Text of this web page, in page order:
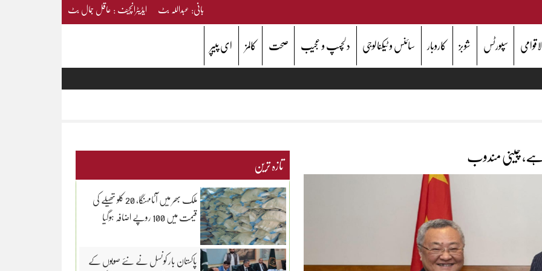
بانی: عبداللہ بٹ ایڈیٹرانچیف : عاقل جمال بٹ
سپورٹس شوبز کاروبار سائنس و ٹیکنالوجی دلچسپ و عجیب صحت کالمز ای پیپر
ہے، چینی مندوب تازہ ترین
ملک بھر میں آٹامہنگا، 20 کلو تھیلے کی
قیمت میں 100 روپے اضافہ ہوگیا
پاکستان بار کونسل نے نئے صوبوں کے